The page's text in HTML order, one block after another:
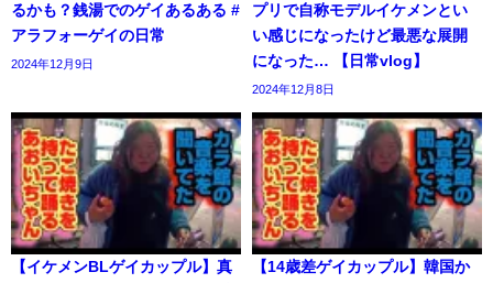
るかも？銭湯でのゲイあるある #
アラフォーゲイの日常
2024年12月9日
プリで自称モデルイケメンとい
い感じになったけど最悪な展開
になった… 【日常vlog】
2024年12月8日
【イケメンBLゲイカップル】真
【14歳差ゲイカップル】韓国か